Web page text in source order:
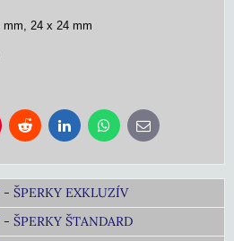
mm, 24 x 24 mm
Reddit LinkedInWhatsApp
E-
mail
ŠPERKY EXKLUZÍV
ŠPERKY ŠTANDARD